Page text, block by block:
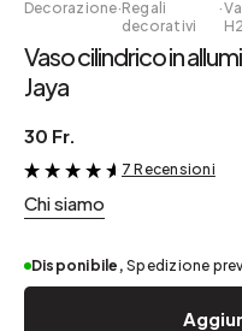
Decorazione·Regali
decorativi
·
Vaso cilindrico in
Jaya
30 Fr.
&
7 Recensioni
Chi siamo
Disponibile, Spedizione